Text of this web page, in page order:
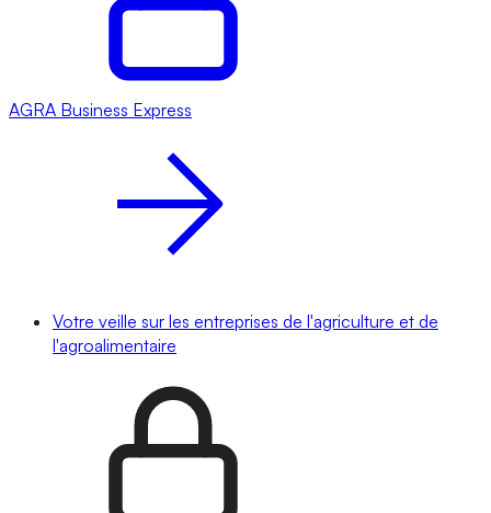
AGRA Business Express
Votre veille sur les entreprises de l'agriculture et de
l'agroalimentaire